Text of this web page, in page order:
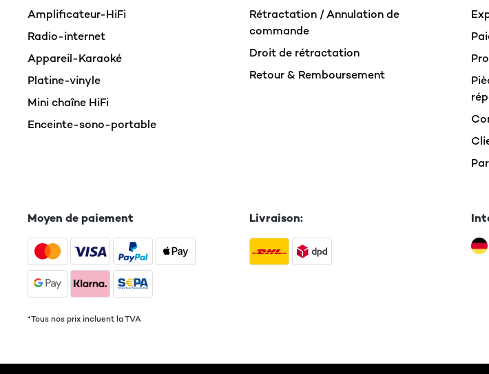
Amplificateur-HiFi
Radio-internet
Appareil-Karaoké
Platine-vinyle
Mini chaîne HiFi
Enceinte-sono-portable
Rétractation / Annulation de
commande
Droit de rétractation
Retour & Remboursement
Moyen de paiement
*Tous nos prix incluent la TVA
Livraison: